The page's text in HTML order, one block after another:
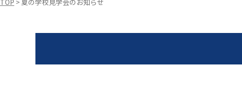
TOP > 夏の学校見学会のお知らせ